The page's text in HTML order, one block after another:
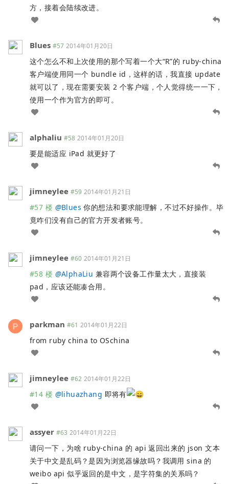
方，接着会陆续改进。
Blues #57 2014年01月20日
这个怎么不和上次使用的那个写着一个大“R”的 ruby-china
客户端使用同一个 bundle id，这样的话，我直接 update
就可以了，现在需要安装 2 个客户端，个人觉得统一一下，
使用一个作为官方的即可。
alphaliu #58 2014年01月20日
要是能适应 iPad 就更好了
jimneylee #59 2014年01月21日
#57 楼 @Blues 你的想法和要求能理解，不过不好操作。毕
竟咋们没有自己的官方开发者账号。
jimneylee #60 2014年01月21日
#58 楼 @AlphaLiu 兼容两个设备工作量太大，直接装
pad，应该还能凑合用。
parkman #61 2014年01月22日
from ruby china to OSchina
jimneylee #62 2014年01月22日
#14 楼 @lihuazhang 即将有
assyer #63 2014年01月22日
请问一下，为啥 ruby-china 的 api 返回出来的 json 文本
关于中文是乱码？是因为浏览器缘故吗？我调用 sina 的
weibo api 似乎返回的是中文，是字符集的关系吗？